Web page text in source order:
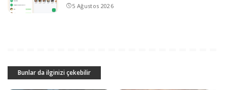
5 Ağustos 2026
Bunlar da ilginizi çekebilir